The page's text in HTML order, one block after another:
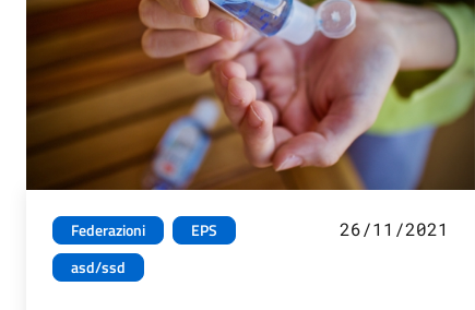
Federazioni
EPS
asd/ssd
26/11/2021